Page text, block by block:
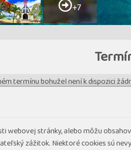
+7
termínu bohužel není k dispozici
webovej stránky, alebo môžu
zážitok. Niektoré cookies sú